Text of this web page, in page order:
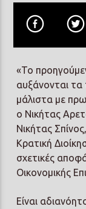
«Το
αυξάνονται τα
μάλιστα με
ο Νικήτας
Νικήτας
Κρατική
σχετικές
Οικονομικής
Είναι